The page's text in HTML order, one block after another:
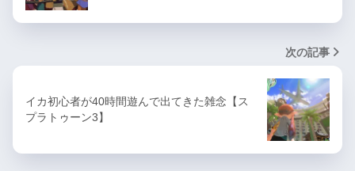
次の記事
イカ初心者が40時間遊んで出てきた雑念【ス
プラトゥーン3】